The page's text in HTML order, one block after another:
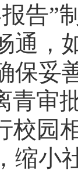
告”
通，
保妥
青审
校园
缩小